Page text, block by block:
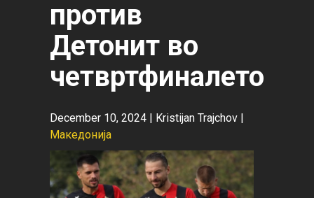
против
Детонит во
четвртфиналето
December 10, 2024 | Kristijan Trajchov |
Македонија